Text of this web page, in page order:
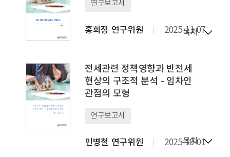
연구보고서
홍희정 연구위원 2025-11-07
목차
전세관련 정책영향과 반전세
현상의 구조적 분석 - 임차인
관점의 모형
연구보고서
민병철 연구위원 2025-10-01
목차